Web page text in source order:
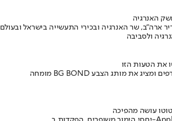
האנרגיה
ארה"ב, שר האנרגיה ובכירי התעשייה בישראל ובעולם
ולסביבה
את הטעות הזו